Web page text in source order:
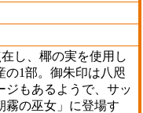
し、椰の実を使用し
の1部。御朱印は八咫
ジもあるようで、サッ
霧の巫女」に登場す